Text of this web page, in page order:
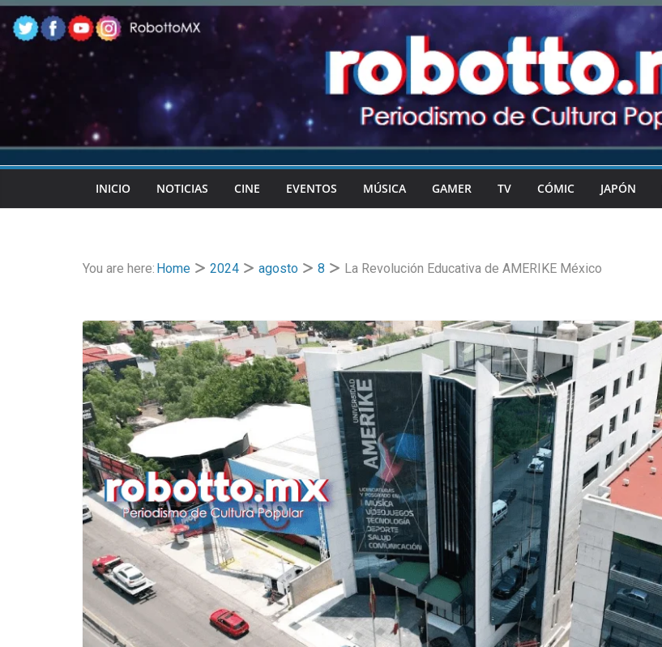
Skip
to
content
INICIO NOTICIAS CINE EVENTOS MÚSICA GAMER TV CÓMIC JAPÓN
You are here: Home 2024 agosto 8 La Revolución Educativa de AMERIKE México